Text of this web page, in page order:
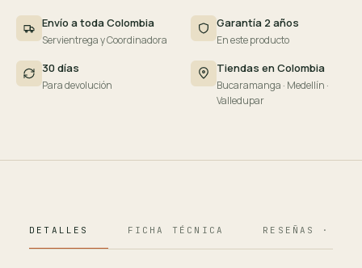
Envío a toda Colombia
Servientrega y Coordinadora
Garantía 2 años
En este producto
30 días
Para devolución
Tiendas en Colombia
Bucaramanga · Medellín ·
Valledupar
DETALLES FICHA TÉCNICA RESEÑAS · 124